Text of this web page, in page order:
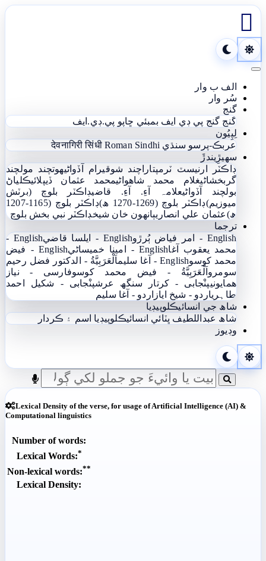

Toggle navigation
الف ب وار
سُر وار
گنج
گنج گنج پي ڊي ايف بمبئي ڇاپو پي.ڊي.ايف
لِپِيُون
عربڪ-پرسو سنڌي
देवनागिरी सिंधी Roman Sindhi
سھيڙِيندڙَ
ڊاڪٽر ارنيسٽ ٽرمپتاراچند شوقيرام آڏواڻيھوتچند مولچند
گربخشاڻيغلام محمد شاھواڻيمحمد عثمان ڏيپلائيڪلياڻ
بولچند آڏواڻيعلامہ آءِ. آءِ. قاضيڊاڪٽر بلوچ (برٽش
ميوزيم)ڊاڪٽر بلوچ (1269-1270 ھ)
ڊاڪٽر بلوچ (1165-1207
ھ)عثمان علي انصاريٻانهون خان شيخڊاڪٽر نبي بخش بلوچ
ترجما
English - امر فياض ٻُرڙو
English - ايلسا قاضي
English -
محمد يعقوب آغاEnglish - امينا خميساڻي
English - فيض
محمد کوسوEnglish - آغا سليم
اَلْعَرَبِيَّةُ - الدکتور فضل رحیم
سومرو اَلْعَرَبِيَّةُ - فيض محمد کوسوفارسی - نياز
ھمايونيپنْجابی - کرتار سنگھ عرشپنْجابی - شکیل احمد
طاہریاردو - شيخ اياز اردو - آغا سليم
شاھ جي انسائيڪلوپيڊيا
شاھ عبداللطيف ڀٽائي انسائيڪلوپيڊيا اسم ۽ ڪردار
وڊيوز
Lexical Density of the verse, for usage of Artificial Intelligence (AI) &
Computational linguistics
Number of words:
Lexical Words:*
Non-lexical words:**
Lexical Density: